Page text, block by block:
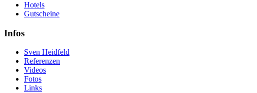
Hotels
Gutscheine
Infos
Sven Heidfeld
Referenzen
Videos
Fotos
Links